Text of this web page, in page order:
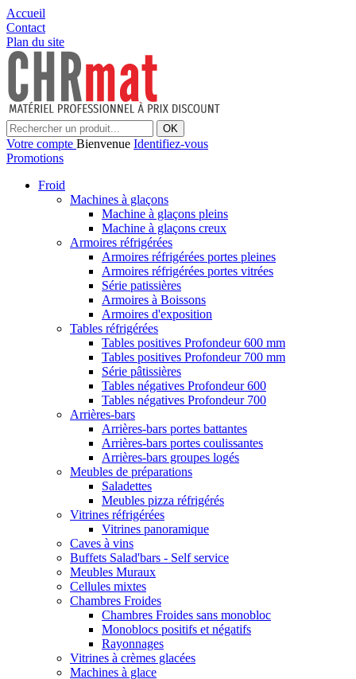
Accueil
Contact
Plan du site
OK
Votre compte Bienvenue Identifiez-vous
Promotions
Froid
Machines à glaçons
Machine à glaçons pleins
Machine à glaçons creux
Armoires réfrigérées
Armoires réfrigérées portes pleines
Armoires réfrigérées portes vitrées
Série patissières
Armoires à Boissons
Armoires d'exposition
Tables réfrigérées
Tables positives Profondeur 600 mm
Tables positives Profondeur 700 mm
Série pâtissières
Tables négatives Profondeur 600
Tables négatives Profondeur 700
Arrières-bars
Arrières-bars portes battantes
Arrières-bars portes coulissantes
Arrières-bars groupes logés
Meubles de préparations
Saladettes
Meubles pizza réfrigérés
Vitrines réfrigérées
Vitrines panoramique
Caves à vins
Buffets Salad'bars - Self service
Meubles Muraux
Cellules mixtes
Chambres Froides
Chambres Froides sans monobloc
Monoblocs positifs et négatifs
Rayonnages
Vitrines à crèmes glacées
Machines à glace